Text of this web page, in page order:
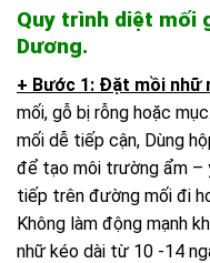
Quy trình diệt mối
Dương.
+ Bước 1: Đặt mồi nhữ
mối, gỗ bị rỗng hoặc
mối dễ tiếp cận, Dùng
để tạo môi trường ẩm
tiếp trên đường mối đi
Không làm động mạnh
nhữ kéo dài từ 10 -14